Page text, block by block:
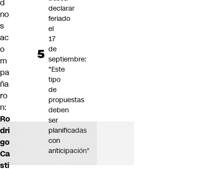
d
no
s
ac
o
m
pa
ña
ro
n:
Ro
dri
go
Ca
sti
declarar
feriado
el
17
de
septiembre:
"Este
tipo
de
propuestas
deben
ser
planificadas
con
anticipación"